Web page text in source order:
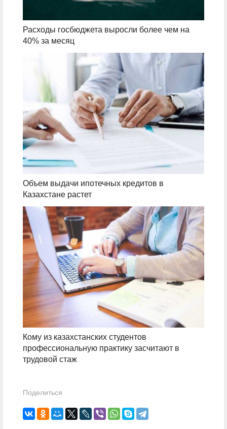
Расходы госбюджета выросли более чем на
40% за месяц
Объем выдачи ипотечных кредитов в
Казахстане растет
Кому из казахстанских студентов
профессиональную практику засчитают в
трудовой стаж
Поделиться